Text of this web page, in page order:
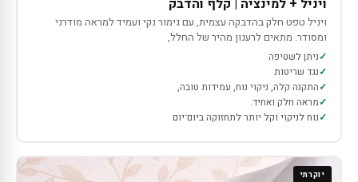
ויניל + למינציה | קלף והדבק
ויניל טפט חלק בהדבקה עצמית, עם גימור נקי ועמיד למראה מודרני
ומסודר. מתאים לרענון מהיר של החלל,
ניתן לשטיפה
נגד שריטות
התקנה קלה, ניקוי נוח, עמידות טובה,
מראה חלק ואחיד.
נוח לניקוי וקל יותר לתחזוקה ביום־יום
יוקרתי